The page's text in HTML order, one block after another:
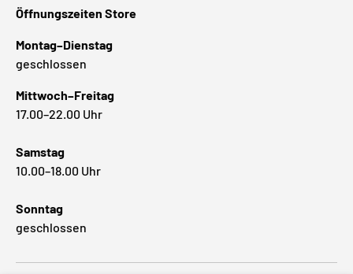
Öffnungszeiten Store
Montag–Dienstag
geschlossen
Mittwoch–Freitag
17.00–22.00 Uhr
Samstag
10.00–18.00 Uhr
Sonntag
geschlossen